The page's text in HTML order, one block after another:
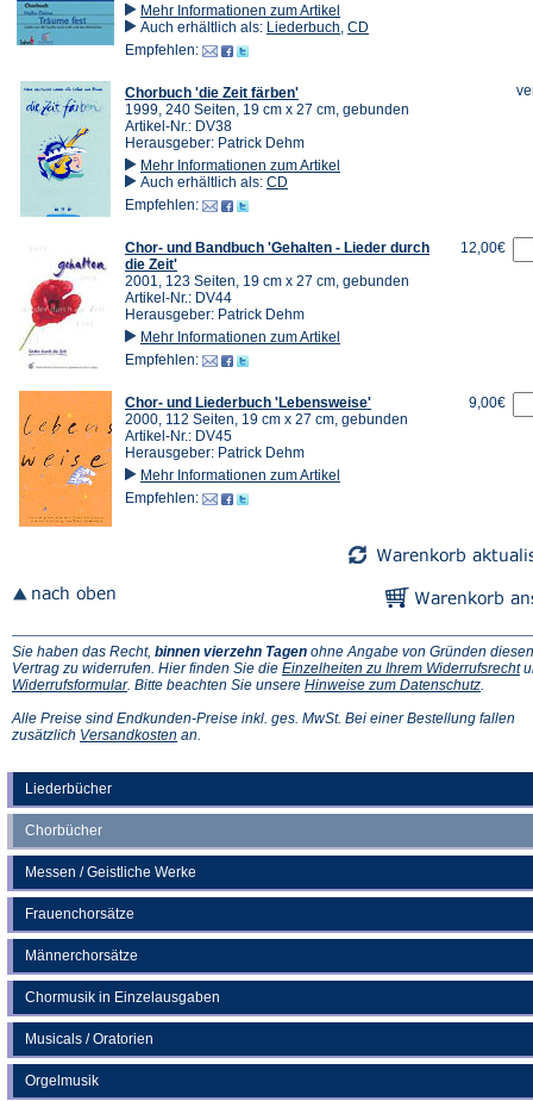
Liederbücher
Chorbücher
Messen / Geistliche Werke
Frauenchorsätze
Männerchorsätze
Chormusik in Einzelausgaben
Musicals / Oratorien
Orgelmusik
Mehr Informationen zum Artikel
Auch erhältlich als: Liederbuch CD
Empfehlen:
Chorbuch 'die Zeit färben'
1999, 240 Seiten, 19 cm x 27 cm, gebunden
Artikel-Nr.: DV38
Herausgeber: Patrick Dehm
Mehr Informationen zum Artikel
Auch erhältlich als: CD
Empfehlen:
Chor- und Bandbuch 'Gehalten - Lieder durch
die Zeit'
2001, 123 Seiten, 19 cm x 27 cm, gebunden
Artikel-Nr.: DV44
Herausgeber: Patrick Dehm
Mehr Informationen zum Artikel
Empfehlen:
12,00€
Chor- und Liederbuch 'Lebensweise'
2000, 112 Seiten, 19 cm x 27 cm, gebunden
Artikel-Nr.: DV45
Herausgeber: Patrick Dehm
Mehr Informationen zum Artikel
Empfehlen:
9,00€
Sie haben das Recht, binnen vierzehn Tagen ohne Angabe von Gründen diesen
Vertrag zu widerrufen. Hier finden Sie die Einzelheiten zu Ihrem Widerrufsrecht
Widerrufsformular(Öffnet
einem
neuen
. Bitte beachten Sie unsere Hinweise zum Datenschutz(Öffnet
einem
Alle Preise sind Endkunden-Preise inkl. ges. MwSt. Bei einer Bestellung fallen
zusätzlich Versandkosten (Öffnet
an.